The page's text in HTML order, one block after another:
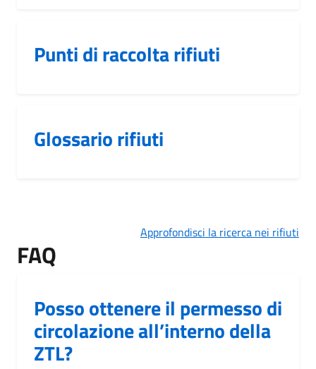
Punti di raccolta rifiuti
Glossario rifiuti
Approfondisci la ricerca nei rifiuti
FAQ
Posso ottenere il permesso di
circolazione all’interno della
ZTL?